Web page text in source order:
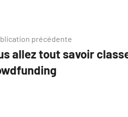
précédente
allez tout savoir